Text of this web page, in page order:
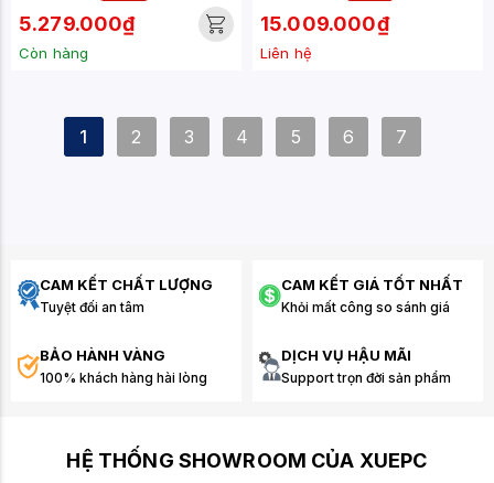
5.279.000₫
Còn hàng
15.009.000₫
Liên hệ
1 2 3 4 5 6 7
CAM KẾT CHẤT LƯỢNG
Tuyệt đối an tâm
CAM KẾT GIÁ TỐT NHẤT
Khỏi mất công so sánh giá
BẢO HÀNH VÀNG
100% khách hàng hài lòng
DỊCH VỤ HẬU MÃI
Support trọn đời sản phẩm
HỆ THỐNG SHOWROOM CỦA XUEPC